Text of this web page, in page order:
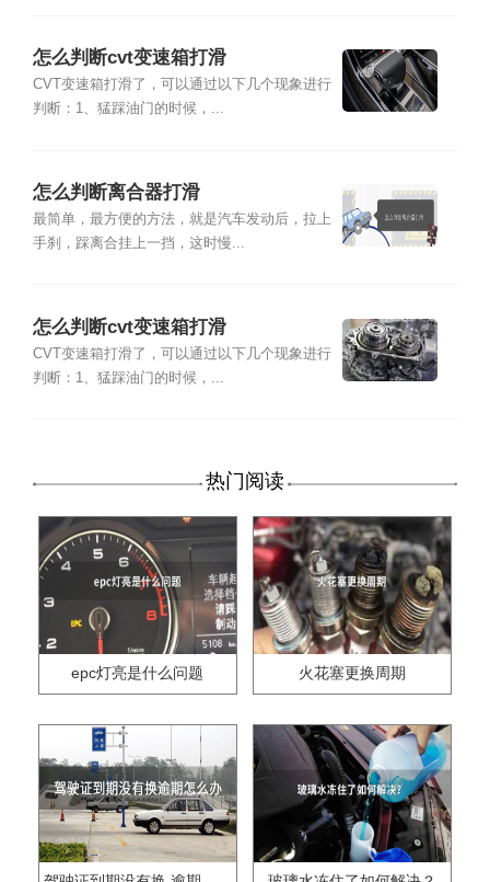
怎么判断cvt变速箱打滑
CVT变速箱打滑了，可以通过以下几个现象进行
判断：1、猛踩油门的时候，...
怎么判断离合器打滑
最简单，最方便的方法，就是汽车发动后，拉上
手刹，踩离合挂上一挡，这时慢...
怎么判断cvt变速箱打滑
CVT变速箱打滑了，可以通过以下几个现象进行
判断：1、猛踩油门的时候，...
热门阅读
epc灯亮是什么问题 火花塞更换周期